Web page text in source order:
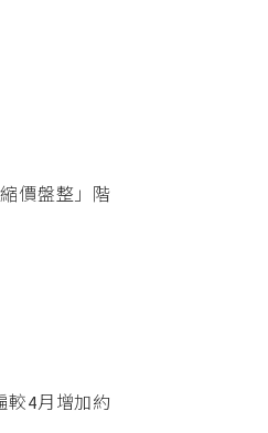
價盤整」階
較4月增加約